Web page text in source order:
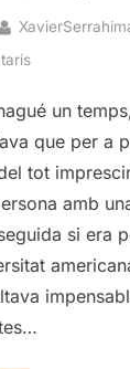
By
a
cal
aigua…,
l’aixeta!
un
que per a
tot
amb
si era